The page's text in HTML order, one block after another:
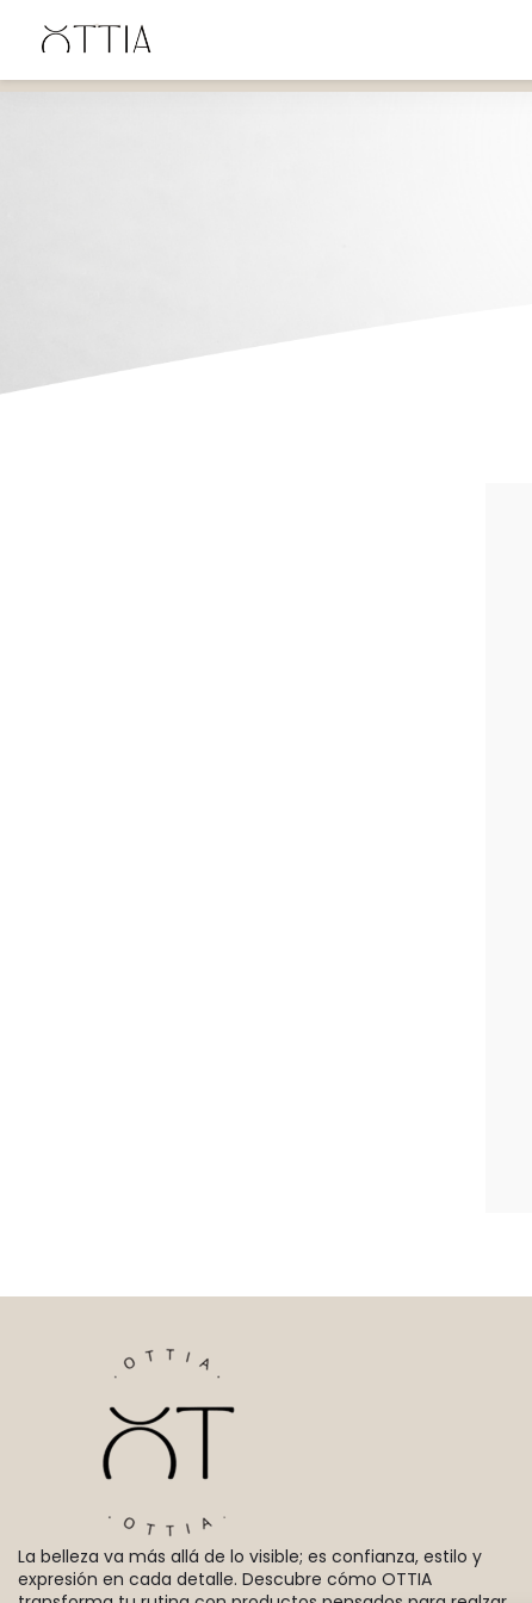
La belleza va más allá de lo visible; es confianza, estilo y
expresión en cada detalle. Descubre cómo OTTIA